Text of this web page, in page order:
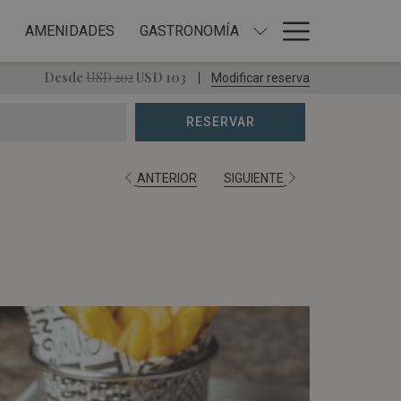
AMENIDADES GASTRONOMÍA
Menu
Desde USD 202USD 103 Modificar reserva
RESERVAR
ANTERIOR SIGUIENTE